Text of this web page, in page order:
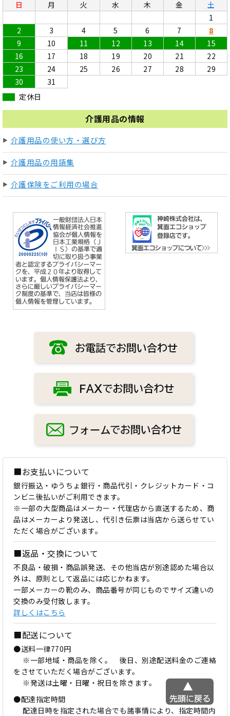
日 月 火 水 木 金
土
1
2
3 4 5 6 7
8
9
10 11 12 13 14
15
16
17 18 19 20 21
22
23
24 25 26 27 28
29
30
31
定休日
介護用品の情報
介護用品の使い方・選び方
介護用品の用語集
介護保険をご利用の場合
■お支払いについて
銀行振込・ゆうちょ銀行・商品代引・クレジットカード・コ
ンビニ後払いがご利用できます。
※一部の大型商品はメーカー・代理店から直送するため、商
品はメーカーより発送し、代引き伝票は当店から送らせてい
ただく場合がございます。
■返品・交換について
不良品・破損・商品誤発送、その他当店が別途認めた場合以
外は、原則として返品には応じかねます。
一部メーカーの靴のみ、商品番号が同じものでサイズ違いの
交換のみ受付致します。
詳しくはこちら
■配送について
●送料一律770円
※一部地域・商品を除く。 後日、別途配送料金のご連絡
をさせていただく場合がございます。
※発送は土曜・日曜・祝日を除きます。
●配達指定時間
配達日時を指定された場合でも諸事情により、指定時間内